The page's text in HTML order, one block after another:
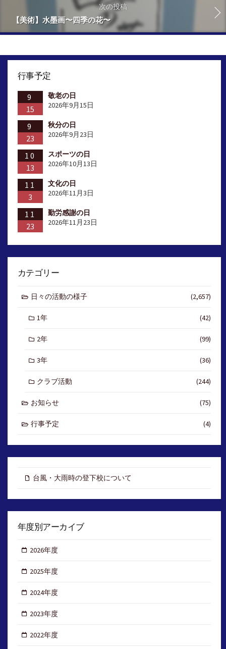
次の投稿
【美術】水墨画〜四季の花〜
行事予定
9
15
敬老の日
2026年9月15日
9
23
秋分の日
2026年9月23日
10
13
スポーツの日
2026年10月13日
11
3
文化の日
2026年11月3日
11
23
勤労感謝の日
2026年11月23日
カテゴリー
日々の活動の様子 (2,657)
1年 (42)
2年 (99)
3年 (36)
クラブ活動 (244)
お知らせ (75)
行事予定 (4)
台風・大雨時の登下校について
年度別アーカイブ
2026年度
2025年度
2024年度
2023年度
2022年度